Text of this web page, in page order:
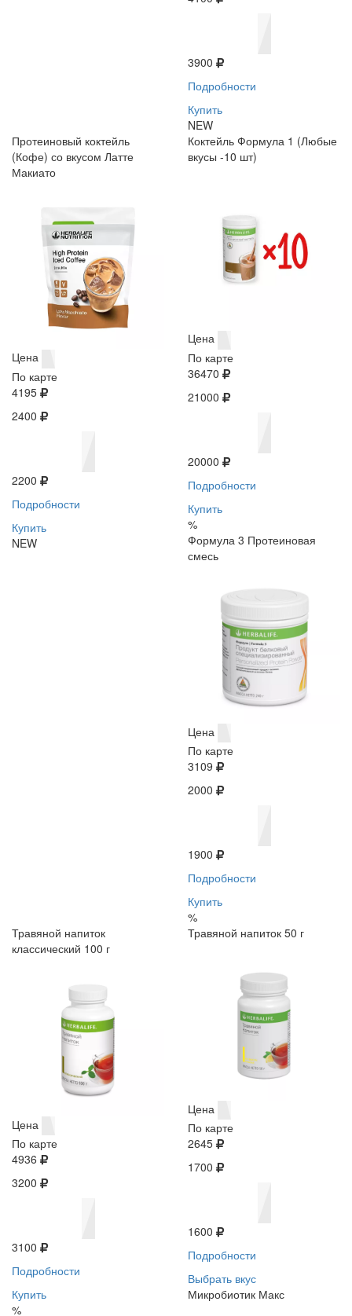
3900
Подробности
Купить
NEW
Протеиновый коктейль
(Кофе) со вкусом Латте
Макиато
Цена
По карте
4195
2400
2200
Подробности
Купить
NEW
Коктейль Формула 1 (Любые
вкусы -10 шт)
Цена
По карте
36470
21000
20000
Подробности
Купить
%
Формула 3 Протеиновая
смесь
Цена
По карте
3109
2000
1900
Подробности
Купить
%
Травяной напиток
классический 100 г
Цена
По карте
4936
3200
3100
Подробности
Купить
%
Травяной напиток 50 г
Цена
По карте
2645
1700
1600
Подробности
Выбрать вкус
Микробиотик Макс